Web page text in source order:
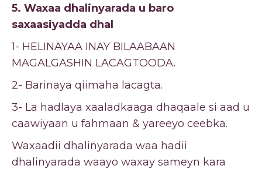
5. Waxaa dhalinyarada u baro
saxaasiyadda dhal
1- HELINAYAA INAY BILAABAAN
MAGALGASHIN LACAGTOODA.
2- Barinaya qiimaha lacagta.
3- La hadlaya xaaladkaaga dhaqaale si aad u
caawiyaan u fahmaan & yareeyo ceebka.
Waxaadii dhalinyarada waa hadii
dhalinyarada waayo waxay sameyn kara